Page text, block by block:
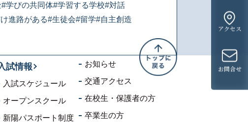
アクセス
お問合せ
#学びの共同体#学習する学校#対話
進路がある#生徒会#留学#自主創造
試情報
入試スケジュール
オープンスクール
新陽パスポート制度
お知らせ
交通アクセス
在校生・保護者の方
卒業生の方